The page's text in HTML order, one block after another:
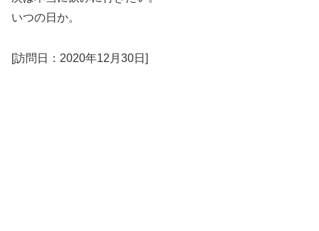
いつの日か。
[訪問日：2020年12月30日]